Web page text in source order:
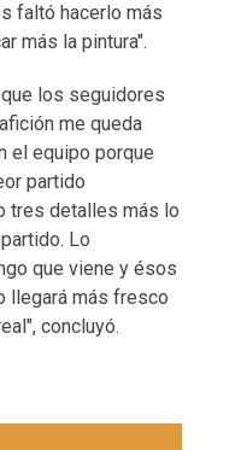
faltó hacerlo más
más la pintura".
los seguidores
me queda
el equipo porque
partido
tres detalles más lo
Lo
que viene y ésos
llegará más fresco
concluyó.